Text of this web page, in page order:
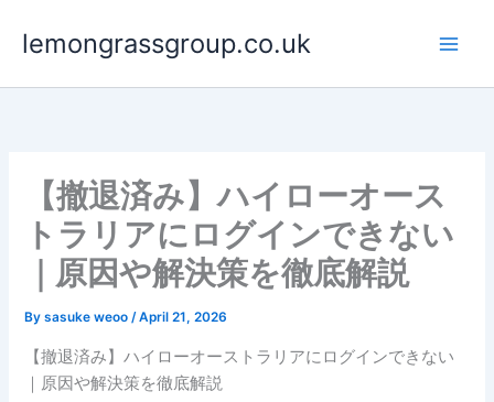
lemongrassgroup.co.uk
【撤退済み】ハイローオース
トラリアにログインできない
｜原因や解決策を徹底解説
Bysasuke weoo/April 21, 2026
【撤退済み】ハイローオーストラリアにログインできない
｜原因や解決策を徹底解説